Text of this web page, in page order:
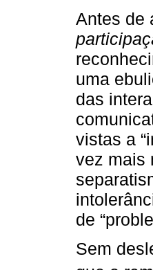
Antes de
uma
das
vistas a
vez mais
de
Sem